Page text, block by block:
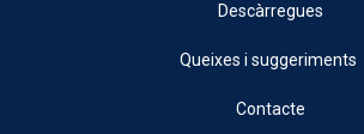
Descàrregues
Queixes i suggeriments
Contacte